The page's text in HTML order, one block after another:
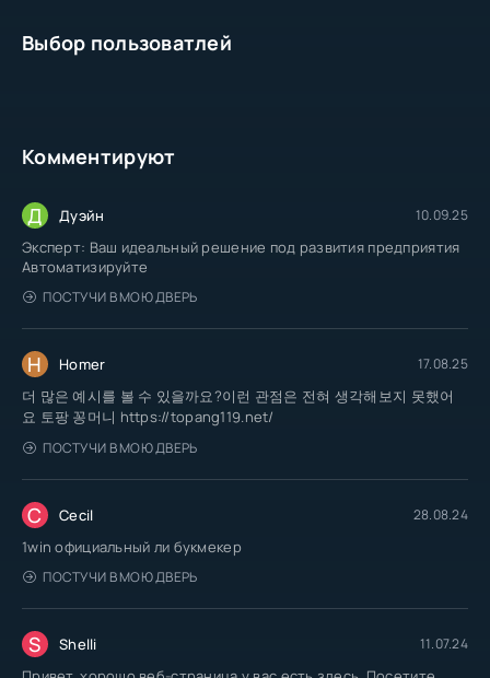
Выбор пользоватлей
Комментируют
Д Дуэйн 10.09.25
Эксперт: Ваш идеальный решение под развития предприятия
Автоматизируйте
ПОСТУЧИ В МОЮ ДВЕРЬ
H Homer 17.08.25
더 많은 예시를 볼 수 있을까요?이런 관점은 전혀 생각해보지 못했어
요 토팡 꽁머니 https://topang119.net/
ПОСТУЧИ В МОЮ ДВЕРЬ
C Cecil 28.08.24
1win официальный ли букмекер
ПОСТУЧИ В МОЮ ДВЕРЬ
S Shelli 11.07.24